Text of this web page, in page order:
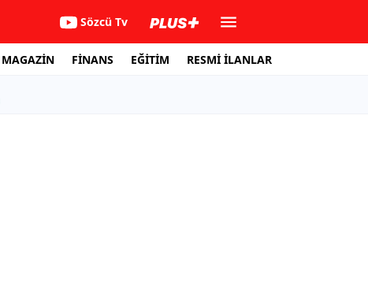
Sözcü Tv
MAGAZİN FİNANS EĞİTİM RESMİ İLANLAR